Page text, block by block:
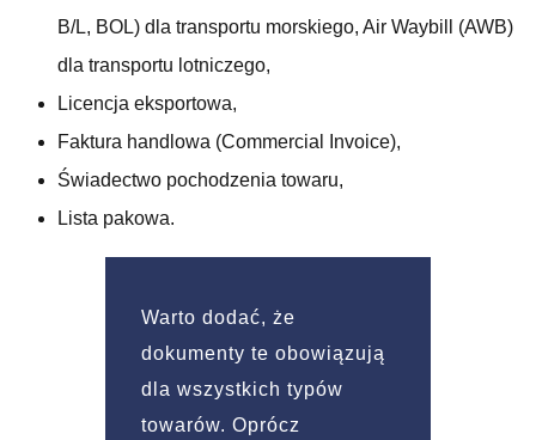
B/L, BOL) dla transportu morskiego, Air Waybill (AWB)
dla transportu lotniczego,
Licencja eksportowa,
Faktura handlowa (Commercial Invoice),
Świadectwo pochodzenia towaru,
Lista pakowa.
Warto dodać, że
dokumenty te obowiązują
dla wszystkich typów
towarów. Oprócz